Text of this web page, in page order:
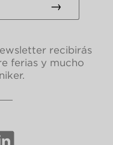
recibirás
ferias y mucho